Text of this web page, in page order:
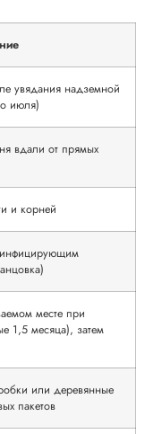
увядания надземной
июля)
вдали от прямых
и корней
месте при
1,5 месяца), затем
или деревянные
пакетов